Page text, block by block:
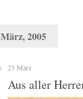
März, 2005
23 März
Aus aller